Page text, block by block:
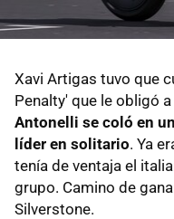
Xavi Artigas tuvo que
Penalty' que le obligó
Antonelli se coló en
líder en solitario. Ya
tenía de ventaja el
grupo. Camino de
Silverstone.